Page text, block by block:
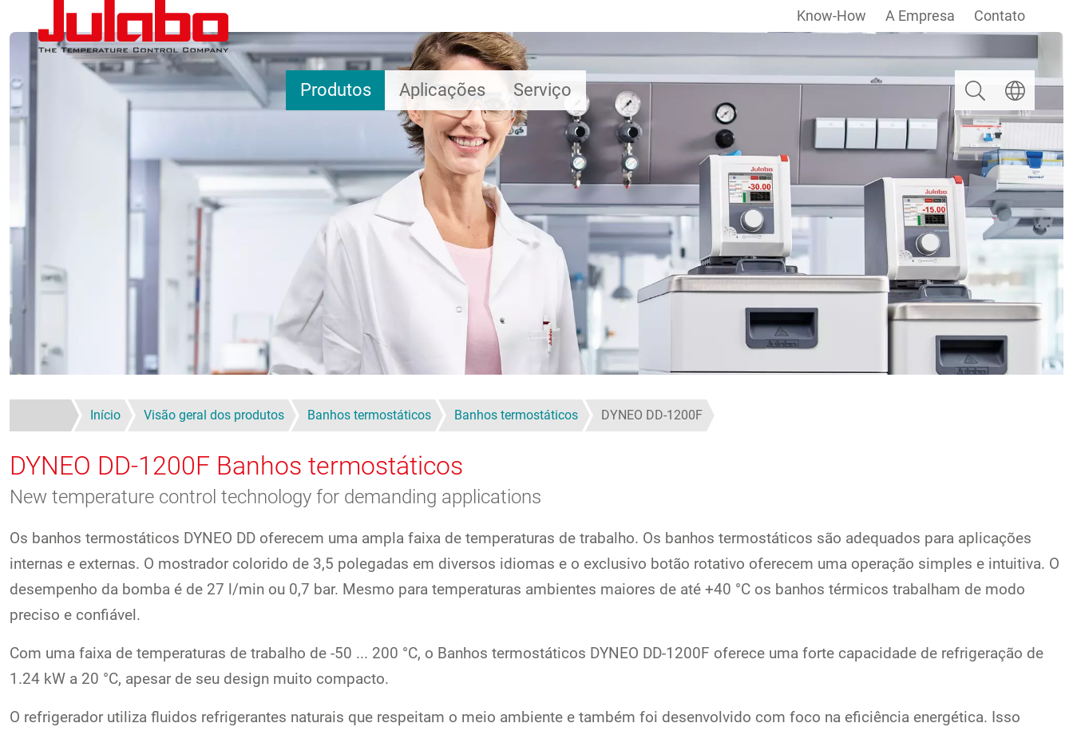
Passar para o conteúdo principal
Produtos Aplicações Serviço
Know-How A Empresa Contato
PesquisarEscolha um
Início Visão geral dos produtos Banhos termostáticos Banhos termostáticos DYNEO DD-1200F
DYNEO DD-1200F Banhos termostáticos
New temperature control technology for demanding applications
Os banhos termostáticos DYNEO DD oferecem uma ampla faixa de temperaturas de trabalho. Os banhos termostáticos são adequados para aplicações
internas e externas. O mostrador colorido de 3,5 polegadas em diversos idiomas e o exclusivo botão rotativo oferecem uma operação simples e intuitiva. O
desempenho da bomba é de 27 l/min ou 0,7 bar. Mesmo para temperaturas ambientes maiores de até +40 °C os banhos térmicos trabalham de modo
preciso e confiável.
Com uma faixa de temperaturas de trabalho de -50 ... 200 °C, o Banhos termostáticos DYNEO DD-1200F oferece uma forte capacidade de refrigeração de
1.24 kW a 20 °C, apesar de seu design muito compacto.
O refrigerador utiliza fluidos refrigerantes naturais que respeitam o meio ambiente e também foi desenvolvido com foco na eficiência energética. Isso